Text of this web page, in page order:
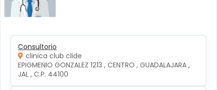
Consultorio
clinica club clide
EPIGMENIO GONZALEZ 1213 , CENTRO , GUADALAJARA ,
JAL , C.P. 44100